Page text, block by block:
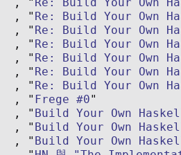
Re: Build Your Own
Re: Build Your Own
Re: Build Your Own
Re: Build Your Own
Re: Build Your Own
Re: Build Your Own
Frege #0
Build Your Own
Build Your Own
Build Your Own